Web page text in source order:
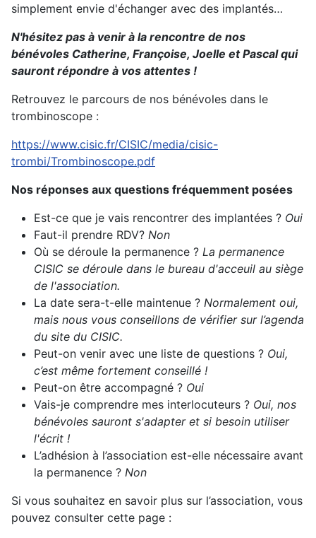
simplement envie d'échanger avec des implantés…
N'hésitez pas à venir à la rencontre de nos
bénévoles Catherine, Françoise, Joelle et Pascal qui
sauront répondre à vos attentes !
Retrouvez le parcours de nos bénévoles dans le
trombinoscope :
https://www.cisic.fr/CISIC/media/cisic-
trombi/Trombinoscope.pdf
Nos réponses aux questions fréquemment posées
Est-ce que je vais rencontrer des implantées ? Oui
Faut-il prendre RDV? Non
Où se déroule la permanence ? La permanence
CISIC se déroule dans le bureau d'acceuil au siège
de l'association.
La date sera-t-elle maintenue ? Normalement oui,
mais nous vous conseillons de vérifier sur l’agenda
du site du CISIC.
Peut-on venir avec une liste de questions ? Oui,
c’est même fortement conseillé !
Peut-on être accompagné ? Oui
Vais-je comprendre mes interlocuteurs ? Oui, nos
bénévoles sauront s'adapter et si besoin utiliser
l'écrit !
L’adhésion à l’association est-elle nécessaire avant
la permanence ? Non
Si vous souhaitez en savoir plus sur l’association, vous
pouvez consulter cette page :